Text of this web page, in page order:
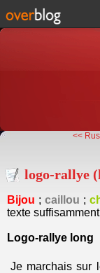
<<
logo-rallye
Bijou ;caillou ;
texte
Logo-rallye long
Je marchais sur